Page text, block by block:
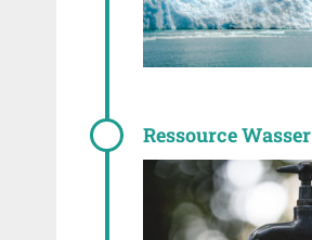
Ressource Wasser